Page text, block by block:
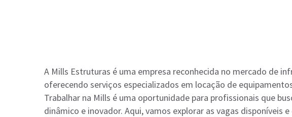
A Mills Estruturas é uma empresa reconhecida no mercado de
oferecendo serviços especializados em locação de
Trabalhar na Mills é uma oportunidade para profissionais que
dinâmico e inovador. Aqui, vamos explorar as vagas disponíveis